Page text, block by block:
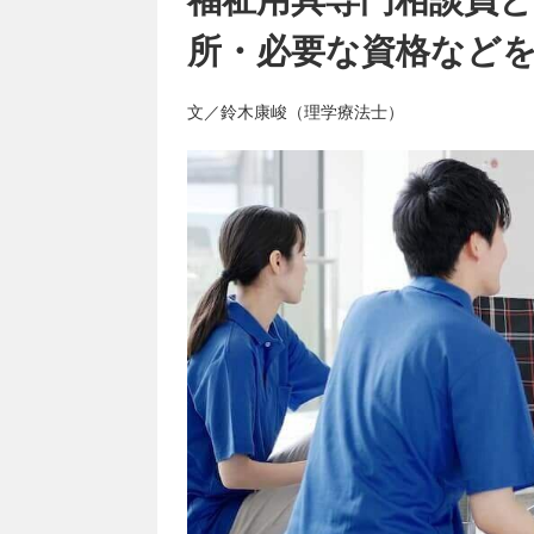
所・必要な資格など
文／鈴木康峻（理学療法士）